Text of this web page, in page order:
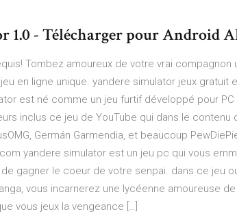
1.0 - Télécharger pour Android
Tombez amoureux de votre vrai compagnon
en ligne unique. yandere simulator jeux gratuit
est né comme un jeu furtif développé pour
inclus ce jeu de YouTube qui dans le
Germán Garmendia, et beaucoup
yandere simulator est un jeu pc qui vous
gagner le coeur de votre senpai. dans ce jeu
vous incarnerez une lycéenne amoureuse
vous jeux la vengeance […]